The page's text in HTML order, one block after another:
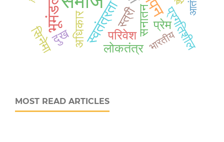
स्वतंत्रता सनातन
स्त्री
अधिकार
सिनेमा प्रगतिशील
प्रेम
दुख परिवेश
लोकतंत्र भारतीय
MOST READ ARTICLES